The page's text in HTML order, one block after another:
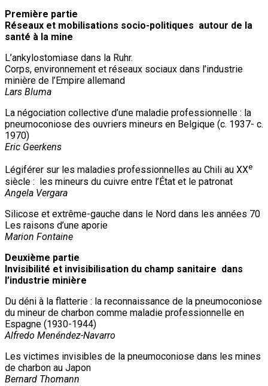
Première partie
Réseaux et mobilisations socio-politiques autour de la
santé à la mine
L’ankylostomiase dans la Ruhr.
Corps, environnement et réseaux sociaux dans l’industrie
minière de l’Empire allemand
Lars Bluma
La négociation collective d’une maladie professionnelle : la
pneumoconiose des ouvriers mineurs en Belgique (c. 1937- c.
1970)
Eric Geerkens
Légiférer sur les maladies professionnelles au Chili au XXe
siècle : les mineurs du cuivre entre l’État et le patronat
Angela Vergara
Silicose et extrême-gauche dans le Nord dans les années 70
Les raisons d’une aporie
Marion Fontaine
Deuxième partie
Invisibilité et invisibilisation du champ sanitaire dans
l’industrie minière
Du déni à la flatterie : la reconnaissance de la pneumoconiose
du mineur de charbon comme maladie professionnelle en
Espagne (1930-1944)
Alfredo Menéndez-Navarro
Les victimes invisibles de la pneumoconiose dans les mines
de charbon au Japon
Bernard Thomann